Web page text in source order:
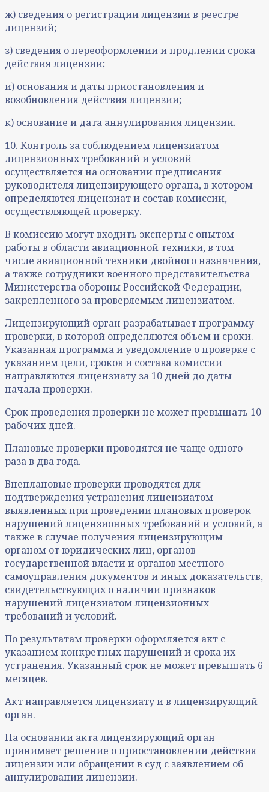
ж) сведения о регистрации лицензии в реестре
лицензий;
з) сведения о переоформлении и продлении срока
действия лицензии;
и) основания и даты приостановления и
возобновления действия лицензии;
к) основание и дата аннулирования лицензии.
10. Контроль за соблюдением лицензиатом
лицензионных требований и условий
осуществляется на основании предписания
руководителя лицензирующего органа, в котором
определяются лицензиат и состав комиссии,
осуществляющей проверку.
В комиссию могут входить эксперты с опытом
работы в области авиационной техники, в том
числе авиационной техники двойного назначения,
а также сотрудники военного представительства
Министерства обороны Российской Федерации,
закрепленного за проверяемым лицензиатом.
Лицензирующий орган разрабатывает программу
проверки, в которой определяются объем и сроки.
Указанная программа и уведомление о проверке с
указанием цели, сроков и состава комиссии
направляются лицензиату за 10 дней до даты
начала проверки.
Срок проведения проверки не может превышать 10
рабочих дней.
Плановые проверки проводятся не чаще одного
раза в два года.
Внеплановые проверки проводятся для
подтверждения устранения лицензиатом
выявленных при проведении плановых проверок
нарушений лицензионных требований и условий, а
также в случае получения лицензирующим
органом от юридических лиц, органов
государственной власти и органов местного
самоуправления документов и иных доказательств,
свидетельствующих о наличии признаков
нарушений лицензиатом лицензионных
требований и условий.
По результатам проверки оформляется акт с
указанием конкретных нарушений и срока их
устранения. Указанный срок не может превышать 6
месяцев.
Акт направляется лицензиату и в лицензирующий
орган.
На основании акта лицензирующий орган
принимает решение о приостановлении действия
лицензии или обращении в суд с заявлением об
аннулировании лицензии.